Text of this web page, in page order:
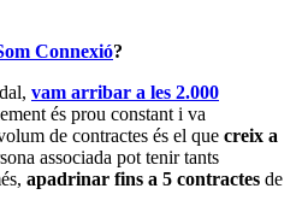
Connexió?
vam arribar a les 2.000
és prou constant i va
de contractes és el que creix a
associada pot tenir tants
apadrinar fins a 5 contractes de